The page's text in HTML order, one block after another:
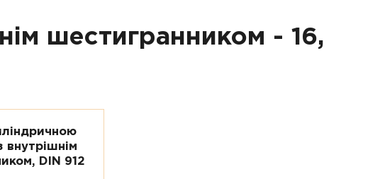
шестигранником - 16,
внутрішнім
DIN 912